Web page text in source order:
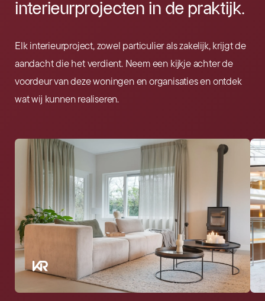
interieur­projecten in de praktijk.
Elk interieurproject, zowel particulier als zakelijk, krijgt de
aandacht die het verdient. Neem een kijkje achter de
voordeur van deze woningen en organisaties en ontdek
wat wij kunnen realiseren.